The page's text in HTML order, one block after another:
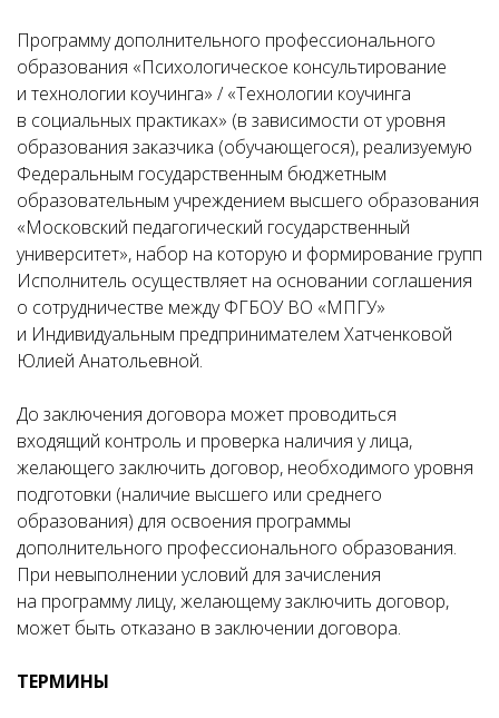
Программу дополнительного профессионального
образования «Психологическое консультирование
и технологии коучинга» / «Технологии коучинга
в социальных практиках» (в зависимости от уровня
образования заказчика (обучающегося), реализуемую
Федеральным государственным бюджетным
образовательным учреждением высшего образования
«Московский педагогический государственный
университет», набор на которую и формирование групп
Исполнитель осуществляет на основании соглашения
о сотрудничестве между ФГБОУ ВО «МПГУ»
и Индивидуальным предпринимателем Хатченковой
Юлией Анатольевной.
До заключения договора может проводиться
входящий контроль и проверка наличия у лица,
желающего заключить договор, необходимого уровня
подготовки (наличие высшего или среднего
образования) для освоения программы
дополнительного профессионального образования.
При невыполнении условий для зачисления
на программу лицу, желающему заключить договор,
может быть отказано в заключении договора.
ТЕРМИНЫ